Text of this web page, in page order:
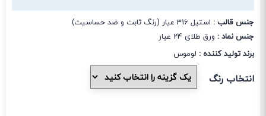
جنس قالب : استیل 316 عیار (رنگ ثابت و ضد حساسیت)
جنس نماد : ورق طلای 24 عیار
برند تولید کننده : لوموس
انتخاب رنگ